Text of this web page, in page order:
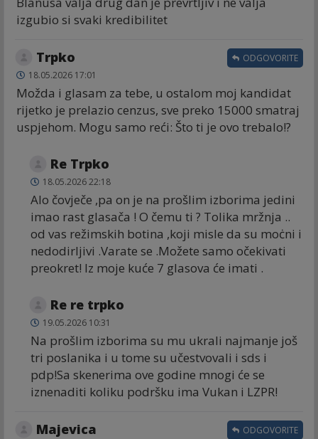
izgubio si svaki kredibilitet
Trpko
18.05.2026 17:01
Možda i glasam za tebe, u ostalom moj kandidat
rijetko je prelazio cenzus, sve preko 15000 smatraj
uspjehom. Mogu samo reći: Što ti je ovo trebalo!?
ODGOVORITE
Re Trpko
18.05.2026 22:18
Alo čovječe ,pa on je na prošlim izborima jedini
imao rast glasača ! O čemu ti ? Tolika mržnja ..
od vas režimskih botina ,koji misle da su moċni i
nedodirljivi .Varate se .Možete samo očekivati
preokret! Iz moje kuće 7 glasova će imati .
Re re trpko
19.05.2026 10:31
Na prošlim izborima su mu ukrali najmanje još
tri poslanika i u tome su učestvovali i sds i
pdp!Sa skenerima ove godine mnogi će se
iznenaditi koliku podršku ima Vukan i LZPR!
Majevica ODGOVORITE